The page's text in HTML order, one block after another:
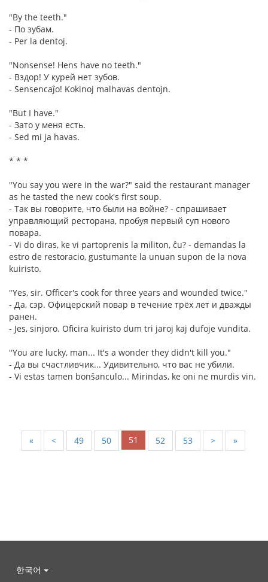
"By the teeth."
- По зубам.
- Per la dentoj.
"Nonsense! Hens have no teeth."
- Вздор! У курей нет зубов.
- Sensencaĵo! Kokinoj malhavas dentojn.
"But I have."
- Зато у меня есть.
- Sed mi ja havas.
* * *
"You say you were in the war?" said the restaurant manager
as he tasted the new cook's first soup.
- Так вы говорите, что были на войне? - спрашивает
управляющий ресторана, пробуя первый суп нового
повара.
- Vi do diras, ke vi partoprenis la militon, ĉu? - demandas la
estro de restoracio, gustumante la unuan supon de la nova
kuiristo.
"Yes, sir. Officer's cook for three years and wounded twice."
- Да, сэр. Офицерский повар в течение трёх лет и дважды
ранен.
- Jes, sinjoro. Oficira kuiristo dum tri jaroj kaj dufoje vundita.
"You are lucky, man... It's a wonder they didn't kill you."
- Да вы счастливчик... Удивительно, что вас не убили.
- Vi estas tamen bonŝanculo... Mirindas, ke oni ne murdis vin.
« < 49 50 51 52 53 > »
한국어